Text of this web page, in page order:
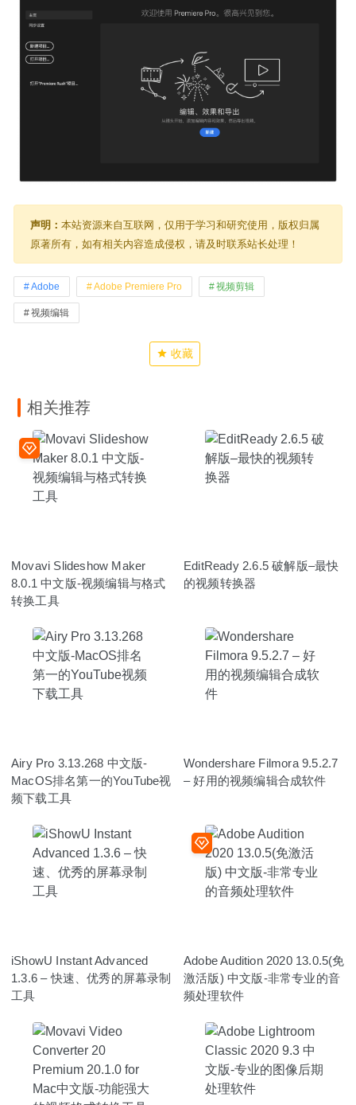
声明： 本站资源来自互联网，仅用于学习和研究使用，版权归属
原著所有，如有相关内容造成侵权，请及时联系站长处理！
Adobe Adobe Premiere Pro 视频剪辑
视频编辑
收藏
相关推荐
Movavi Slideshow Maker
8.0.1 中文版-视频编辑与格式
转换工具
EditReady 2.6.5 破解版–最快
的视频转换器
Airy Pro 3.13.268 中文版-
MacOS排名第一的YouTube视
频下载工具
Wondershare Filmora 9.5.2.7
– 好用的视频编辑合成软件
iShowU Instant Advanced
1.3.6 – 快速、优秀的屏幕录制
工具
Adobe Audition 2020 13.0.5(免
激活版) 中文版-非常专业的音
频处理软件